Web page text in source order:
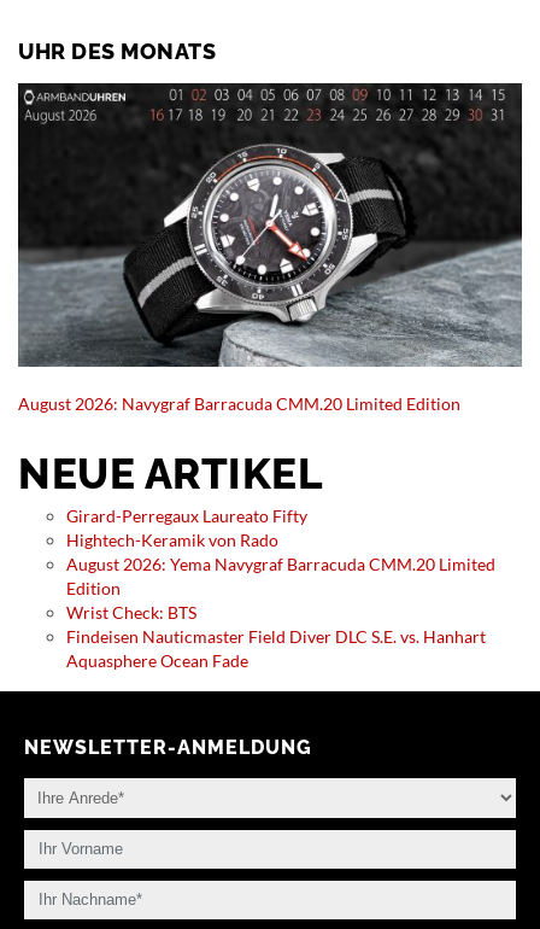
UHR DES MONATS
August 2026: Navygraf Barracuda CMM.20 Limited Edition
NEUE ARTIKEL
Girard-Perregaux Laureato Fifty
Hightech-Keramik von Rado
August 2026: Yema Navygraf Barracuda CMM.20 Limited
Edition
Wrist Check: BTS
Findeisen Nauticmaster Field Diver DLC S.E. vs. Hanhart
Aquasphere Ocean Fade
NEWSLETTER-ANMELDUNG